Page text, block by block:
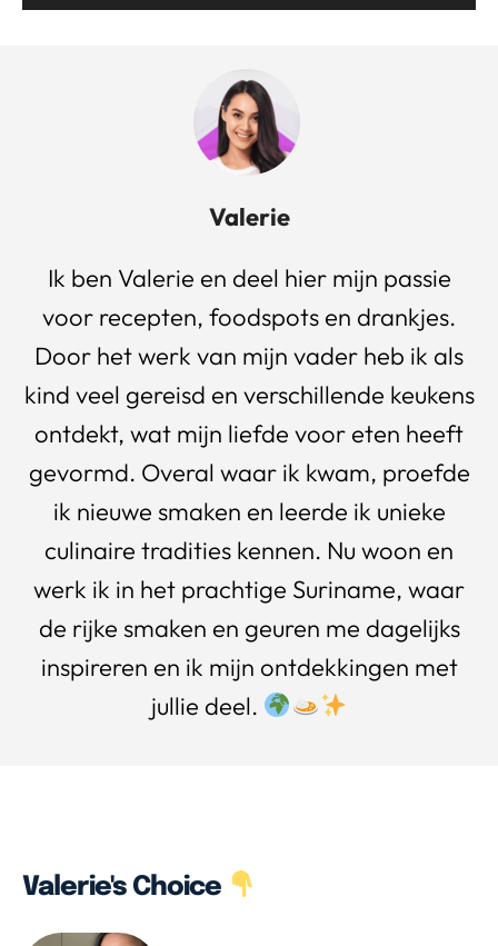
Valerie
Ik ben Valerie en deel hier mijn passie
voor recepten, foodspots en drankjes.
Door het werk van mijn vader heb ik als
kind veel gereisd en verschillende keukens
ontdekt, wat mijn liefde voor eten heeft
gevormd. Overal waar ik kwam, proefde
ik nieuwe smaken en leerde ik unieke
culinaire tradities kennen. Nu woon en
werk ik in het prachtige Suriname, waar
de rijke smaken en geuren me dagelijks
inspireren en ik mijn ontdekkingen met
jullie deel.
Valerie's Choice